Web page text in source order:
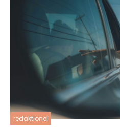
redaktionel